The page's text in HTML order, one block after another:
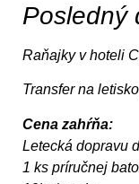
Posledný
Raňajky v hoteli
Transfer na
Cena zahŕňa:
Letecká dopravu
1 ks príručnej